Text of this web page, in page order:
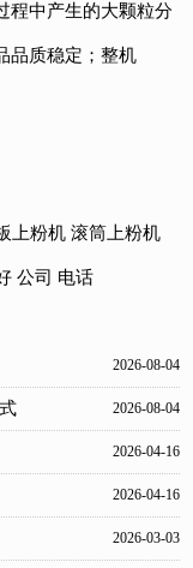
程中产生的大颗粒分
品质稳定；整机
上粉机 滚筒上粉机
公司 电话
2026-08-04
2026-08-04
2026-04-16
2026-04-16
2026-03-03